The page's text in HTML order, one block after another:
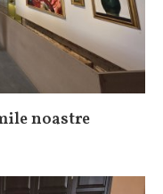
noastre